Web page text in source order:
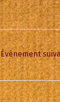
Évènement